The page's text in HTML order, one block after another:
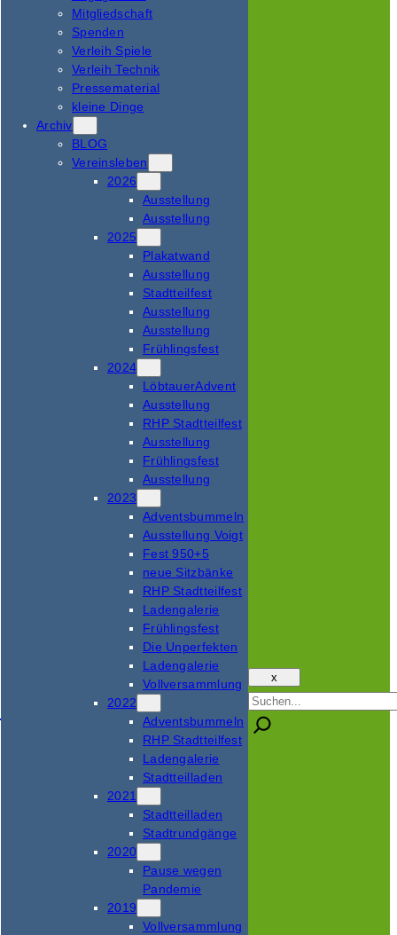
Mitgliedschaft
Spenden
Verleih Spiele
Verleih Technik
Pressematerial
kleine Dinge
Archiv
BLOG
Vereinsleben
2026
Ausstellung
Ausstellung
2025
Plakatwand
Ausstellung
Stadtteilfest
Ausstellung
Ausstellung
Frühlingsfest
2024
LöbtauerAdvent
Ausstellung
RHP Stadtteilfest
Ausstellung
Frühlingsfest
Ausstellung
2023
Adventsbummeln
Ausstellung Voigt
Fest 950+5
neue Sitzbänke
RHP Stadtteilfest
Ladengalerie
Frühlingsfest
Die Unperfekten
Ladengalerie
Vollversammlung
2022
Adventsbummeln
RHP Stadtteilfest
Ladengalerie
Stadtteilladen
2021
Stadtteilladen
Stadtrundgänge
2020
Pause wegen
Pandemie
2019
Vollversammlung
x
Suchen